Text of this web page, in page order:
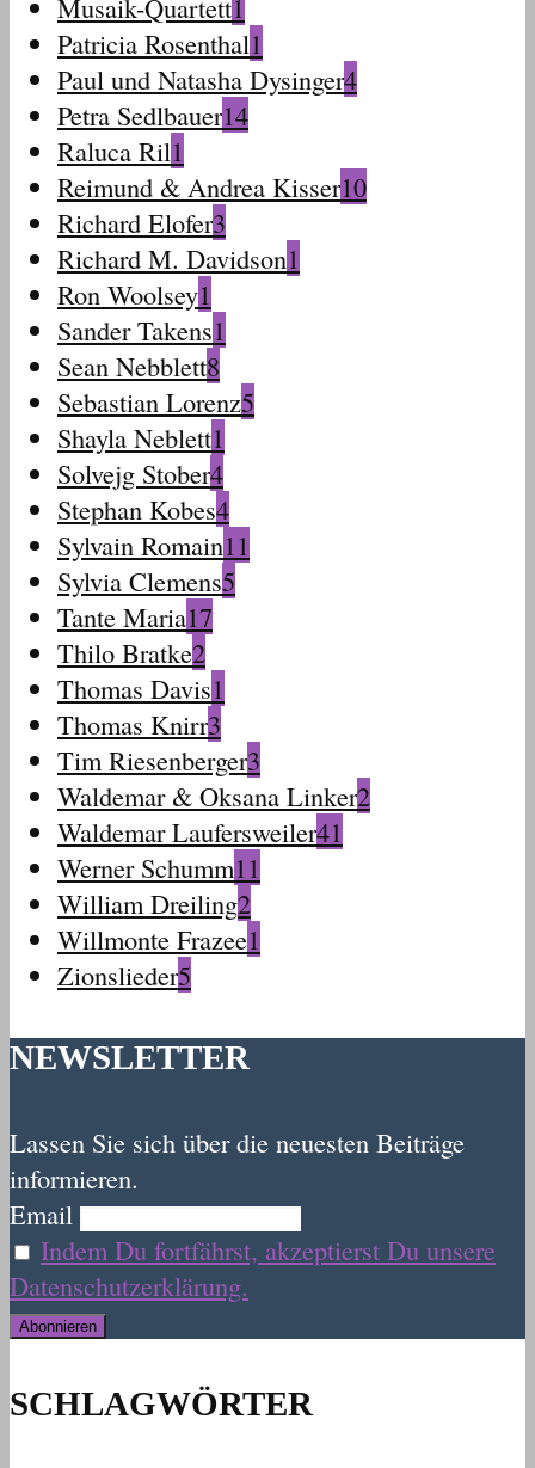
Musaik-Quartett1
Patricia Rosenthal1
Paul und Natasha Dysinger4
Petra Sedlbauer14
Raluca Ril1
Reimund & Andrea Kisser10
Richard Elofer3
Richard M. Davidson1
Ron Woolsey1
Sander Takens1
Sean Nebblett8
Sebastian Lorenz5
Shayla Neblett1
Solvejg Stober4
Stephan Kobes4
Sylvain Romain11
Sylvia Clemens5
Tante Maria17
Thilo Bratke2
Thomas Davis1
Thomas Knirr3
Tim Riesenberger3
Waldemar & Oksana Linker2
Waldemar Laufersweiler41
Werner Schumm11
William Dreiling2
Willmonte Frazee1
Zionslieder5
NEWSLETTER
Lassen Sie sich über die neuesten Beiträge
informieren.
Email
Indem Du fortfährst, akzeptierst Du unsere
Datenschutzerklärung.
SCHLAGWÖRTER